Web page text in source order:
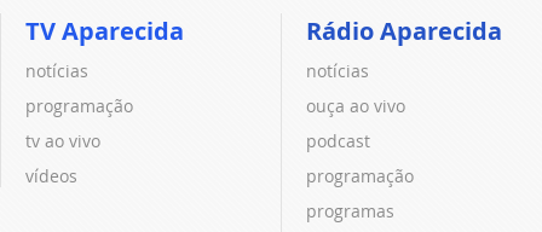
TV Aparecida
notícias
programação
tv ao vivo
vídeos
Rádio Aparecida
notícias
ouça ao vivo
podcast
programação
programas